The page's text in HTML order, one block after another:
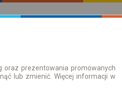
oraz prezentowania promowanych
lub zmienić. Więcej informacji w